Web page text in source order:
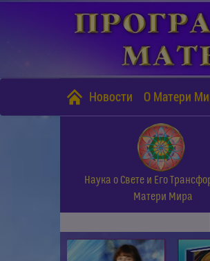
Новости О Матери
Наука о Свете и Его
Матери Мира